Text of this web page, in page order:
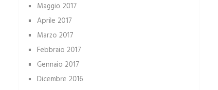
Maggio 2017
Aprile 2017
Marzo 2017
Febbraio 2017
Gennaio 2017
Dicembre 2016